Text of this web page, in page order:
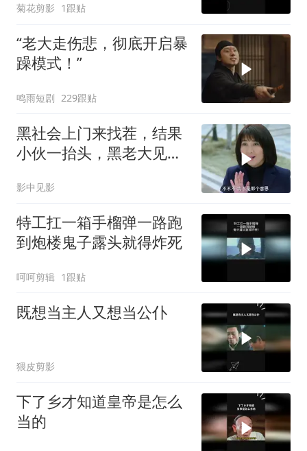
菊花剪影 1跟贴
“老大走伤悲，彻底开启暴
躁模式！”
鸣雨短剧 229跟贴
黑社会上门来找茬，结果
小伙一抬头，黑老大见了
影中见影
特工扛一箱手榴弹一路跑
到炮楼鬼子露头就得炸死
呵呵剪辑 1跟贴
既想当主人又想当公仆
猥皮剪影
下了乡才知道皇帝是怎么
当的